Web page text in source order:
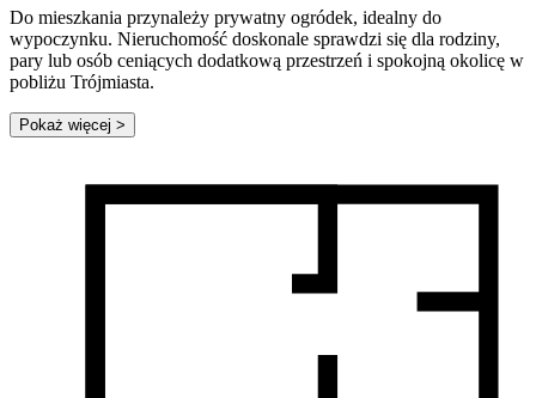
Do mieszkania przynależy prywatny ogródek, idealny do
wypoczynku. Nieruchomość doskonale sprawdzi się dla rodziny,
pary lub osób ceniących dodatkową przestrzeń i spokojną okolicę w
pobliżu Trójmiasta.
Pokaż więcej >